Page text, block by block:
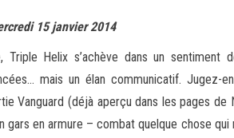
15 janvier 2014
Triple Helix s’achève dans un
mais un élan communicatif. Jugez-
Vanguard (déjà aperçu dans les pages de
gars en armure – combat quelque chose